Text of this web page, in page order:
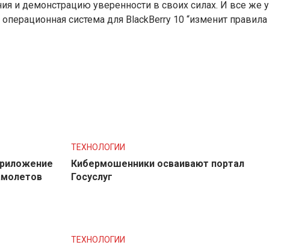
и демонстрацию уверенности в своих силах. И все же у
система для BlackBerry 10 “изменит правила
ТЕХНОЛОГИИ
Кибермошенники осваивают портал
Госуслуг
ТЕХНОЛОГИИ